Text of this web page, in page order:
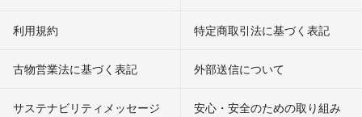
利用規約 特定商取引法に基づく表記
古物営業法に基づく表記 外部送信について
サステナビリティメッセージ 安心・安全のための取り組み